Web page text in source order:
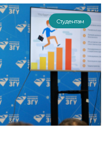
Студентам